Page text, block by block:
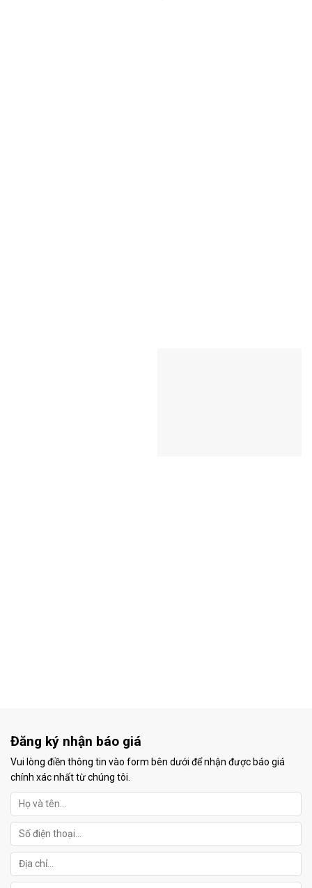
Đăng ký nhận báo giá
Vui lòng điền thông tin vào form bên dưới để nhận được báo giá
chính xác nhất từ chúng tôi.